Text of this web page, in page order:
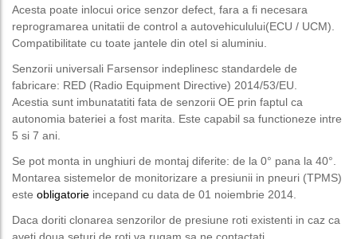
Acesta poate inlocui orice senzor defect, fara a fi necesara
reprogramarea unitatii de control a autovehiculului(ECU / UCM).
Compatibilitate cu toate jantele din otel si aluminiu.
Senzorii universali Farsensor indeplinesc standardele de
fabricare: RED (Radio Equipment Directive) 2014/53/EU.
Acestia sunt imbunatatiti fata de senzorii OE prin faptul ca
autonomia bateriei a fost marita. Este capabil sa functioneze intre
5 si 7 ani.
Se pot monta in unghiuri de montaj diferite: de la 0° pana la 40°.
Montarea sistemelor de monitorizare a presiunii in pneuri (TPMS)
este obligatorie incepand cu data de 01 noiembrie 2014.
Daca doriti clonarea senzorilor de presiune roti existenti in caz ca
aveti doua seturi de roti va rugam sa ne contactati.